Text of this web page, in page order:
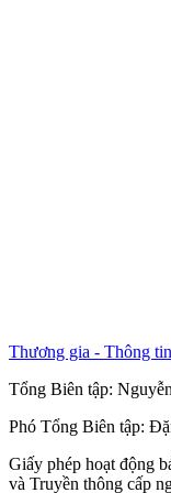
Thương gia - Thông
Tổng Biên tập:
Phó Tổng Biên tập:
Giấy phép hoạt động
và Truyền thông cấp